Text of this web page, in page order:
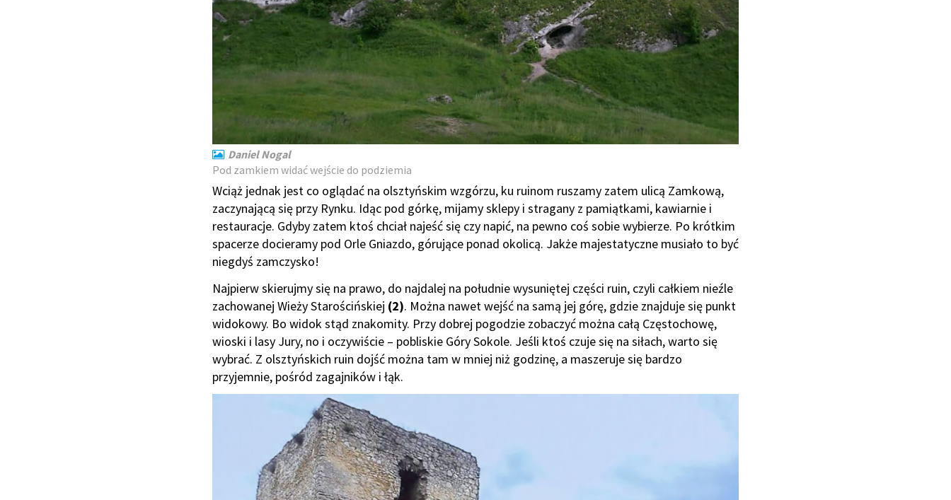
Daniel Nogal
Pod zamkiem widać wejście do podziemia
Wciąż jednak jest co oglądać na olsztyńskim wzgórzu, ku ruinom ruszamy zatem ulicą Zamkową,
zaczynającą się przy Rynku. Idąc pod górkę, mijamy sklepy i stragany z pamiątkami, kawiarnie i
restauracje. Gdyby zatem ktoś chciał najeść się czy napić, na pewno coś sobie wybierze. Po krótkim
spacerze docieramy pod Orle Gniazdo, górujące ponad okolicą. Jakże majestatyczne musiało to być
niegdyś zamczysko!
Najpierw skierujmy się na prawo, do najdalej na południe wysuniętej części ruin, czyli całkiem nieźle
zachowanej Wieży Starościńskiej (2). Można nawet wejść na samą jej górę, gdzie znajduje się punkt
widokowy. Bo widok stąd znakomity. Przy dobrej pogodzie zobaczyć można całą Częstochowę,
wioski i lasy Jury, no i oczywiście – pobliskie Góry Sokole. Jeśli ktoś czuje się na siłach, warto się
wybrać. Z olsztyńskich ruin dojść można tam w mniej niż godzinę, a maszeruje się bardzo
przyjemnie, pośród zagajników i łąk.